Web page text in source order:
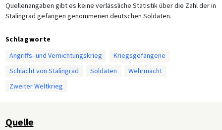
Quellenangaben gibt es keine verlässliche Statistik über die Zahl der in
Stalingrad gefangen genommenen deutschen Soldaten.
Schlagworte
Angriffs- und Vernichtungskrieg
Kriegsgefangene
Schlacht von Stalingrad
Soldaten
Wehrmacht
Zweiter Weltkrieg
Quelle